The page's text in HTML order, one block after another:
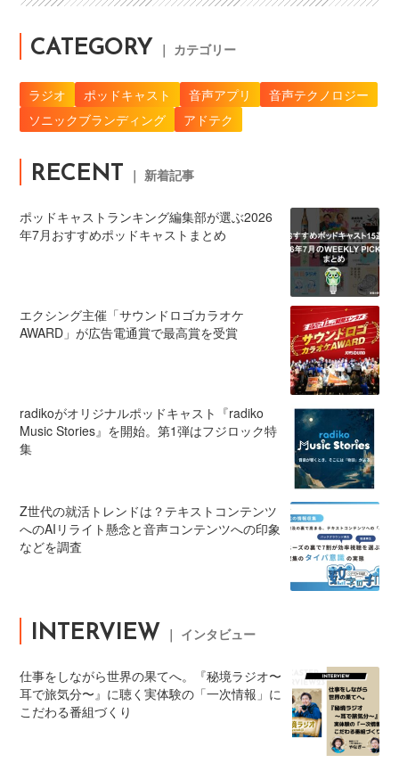
CATEGORY ｜ カテゴリー
ラジオ ポッドキャスト 音声アプリ
音声テクノロジー
ソニックブランディング
アドテク
RECENT ｜ 新着記事
ポッドキャストランキング編集部が選ぶ2026
年7月おすすめポッドキャストまとめ
エクシング主催「サウンドロゴカラオケ
AWARD」が広告電通賞で最高賞を受賞
radikoがオリジナルポッドキャスト『radiko
Music Stories』を開始。第1弾はフジロック特
集
Z世代の就活トレンドは？テキストコンテンツ
へのAIリライト懸念と音声コンテンツへの印象
などを調査
INTERVIEW ｜ インタビュー
仕事をしながら世界の果てへ。『秘境ラジオ〜
耳で旅気分〜』に聴く実体験の「一次情報」に
こだわる番組づくり